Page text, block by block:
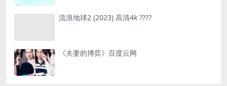
流浪地球2 (2023) 高清4k ????
《夫妻的博弈》百度云网